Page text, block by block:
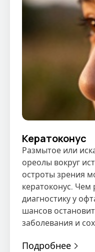
Кератоконус
Размытое или
ореолы вокруг
остроты зрения
кератоконус.
диагностику у
шансов
заболевания и
Подробнее